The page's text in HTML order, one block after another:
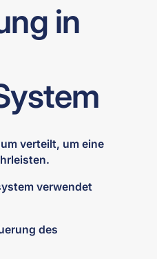
in
verteilt, um eine
verwendet
des